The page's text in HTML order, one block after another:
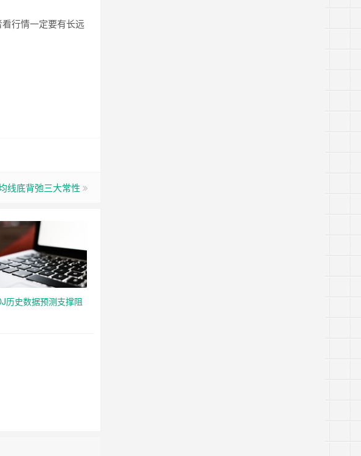
行情一定要有长远
线底背弛三大常性
历史数据预测支撑阻